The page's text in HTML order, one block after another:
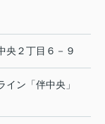
央 ２丁目６－９
イン 「伴中央 」